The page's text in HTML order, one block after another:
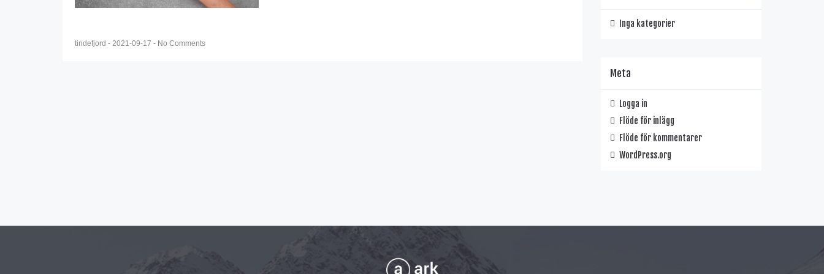
tindefjord - 2021-09-17 - No Comments
Inga kategorier
Meta
Logga in
Flöde för inlägg
Flöde för kommentarer
WordPress.org